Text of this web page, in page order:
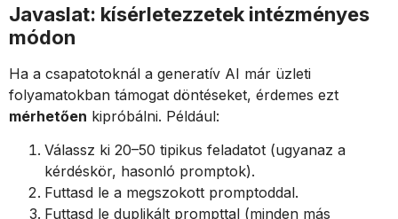
Javaslat: kísérletezzetek intézményes
módon
Ha a csapatotoknál a generatív AI már üzleti
folyamatokban támogat döntéseket, érdemes ezt
mérhetően kipróbálni. Például:
Válassz ki 20–50 tipikus feladatot (ugyanaz a
kérdéskör, hasonló promptok).
Futtasd le a megszokott promptoddal.
Futtasd le duplikált prompttal (minden más